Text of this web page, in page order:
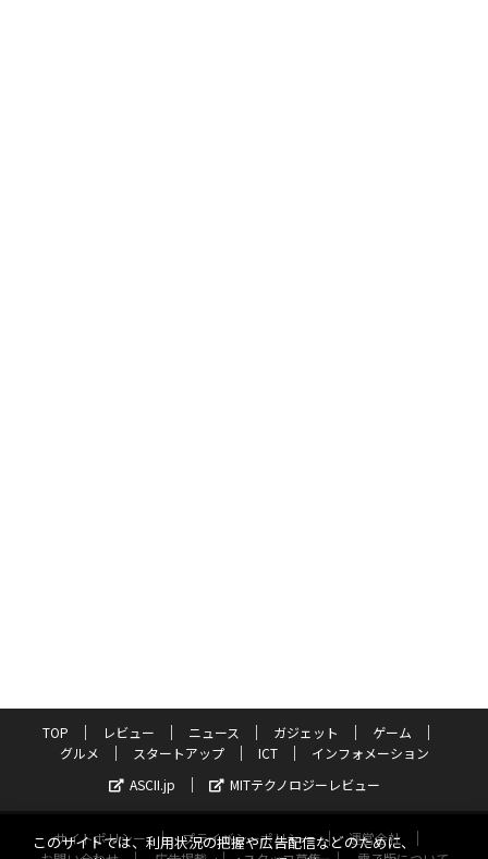
TOP レビュー ニュース ガジェット
ゲーム
グルメ
スタートアップ ICT
インフォメーション
ASCII.jp
MITテクノロジーレビュー
サイトポリシー プライバシーポリシー
運営会社
このサイトでは、利用状況の把握や広告配信などのために、